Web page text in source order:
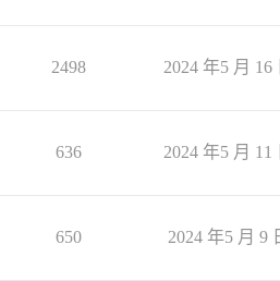
2498 2024 年5 月 16
636 2024 年5 月 11
650 2024 年5 月 9